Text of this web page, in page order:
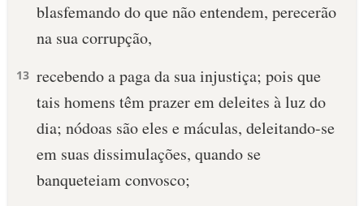
blasfemando do que não entendem, perecerão
na sua corrupção,
13 recebendo a paga da sua injustiça; pois que
tais homens têm prazer em deleites à luz do
dia; nódoas são eles e máculas, deleitando-se
em suas dissimulações, quando se
banqueteiam convosco;